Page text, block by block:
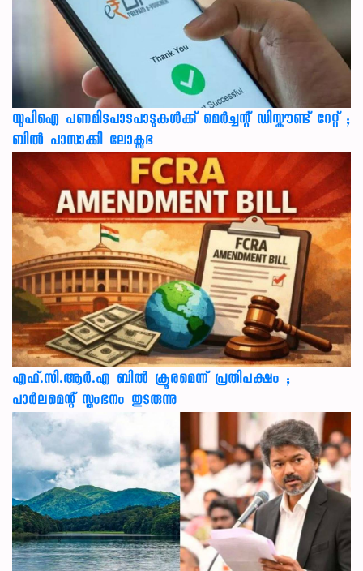
യുപിഐ പണമിടപാടപാടുകൾക്ക് മെർച്ചന്റ് ഡിസ്കൗണ്ട് റേറ്റ് ;
ബിൽ പാസാക്കി ലോക്സഭ
എഫ്.സി.ആർ.എ ബിൽ ക്രൂരമെന്ന് പ്രതിപക്ഷം ;
പാർലമെന്റ് സ്തംഭനം തുടരുന്നു